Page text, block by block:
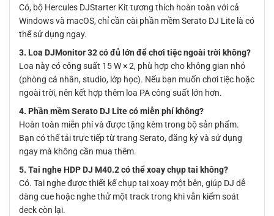
Có, bộ Hercules DJStarter Kit tương thích hoàn toàn với cả
Windows và macOS, chỉ cần cài phần mềm Serato DJ Lite là có
thể sử dụng ngay.
3. Loa DJMonitor 32 có đủ lớn để chơi tiệc ngoài trời không?
Loa này có công suất 15 W × 2, phù hợp cho không gian nhỏ
(phòng cá nhân, studio, lớp học). Nếu bạn muốn chơi tiệc hoặc
ngoài trời, nên kết hợp thêm loa PA công suất lớn hơn.
4. Phần mềm Serato DJ Lite có miễn phí không?
Hoàn toàn miễn phí và được tặng kèm trong bộ sản phẩm.
Bạn có thể tải trực tiếp từ trang Serato, đăng ký và sử dụng
ngay mà không cần mua thêm.
5. Tai nghe HDP DJ M40.2 có thể xoay chụp tai không?
Có. Tai nghe được thiết kế chụp tai xoay một bên, giúp DJ dễ
dàng cue hoặc nghe thử một track trong khi vẫn kiểm soát
deck còn lại.